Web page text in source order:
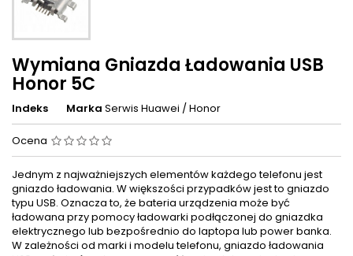
Wymiana Gniazda Ładowania USB
Honor 5C
Indeks Marka Serwis Huawei / Honor
Ocena
Jednym z najważniejszych elementów każdego telefonu jest
gniazdo ładowania. W większości przypadków jest to gniazdo
typu USB. Oznacza to, że bateria urządzenia może być
ładowana przy pomocy ładowarki podłączonej do gniazdka
elektrycznego lub bezpośrednio do laptopa lub power banka.
W zależności od marki i modelu telefonu, gniazdo ładowania